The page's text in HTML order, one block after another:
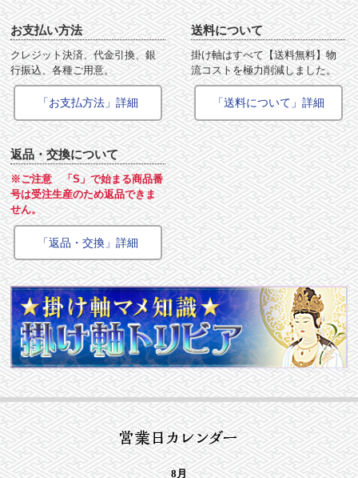
お支払い方法
クレジット決済、代金引換、銀
行振込、各種ご用意。
「お支払方法」詳細
送料について
掛け軸はすべて【送料無料】物
流コストを極力削減しました。
「送料について」詳細
返品・交換について
※ご注意 「S」で始まる商品番
号は受注生産のため返品できま
せん。
「返品・交換」詳細